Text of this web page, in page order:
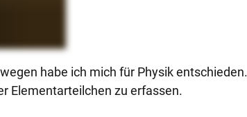
habe ich mich für Physik
Elementarteilchen zu erfassen.